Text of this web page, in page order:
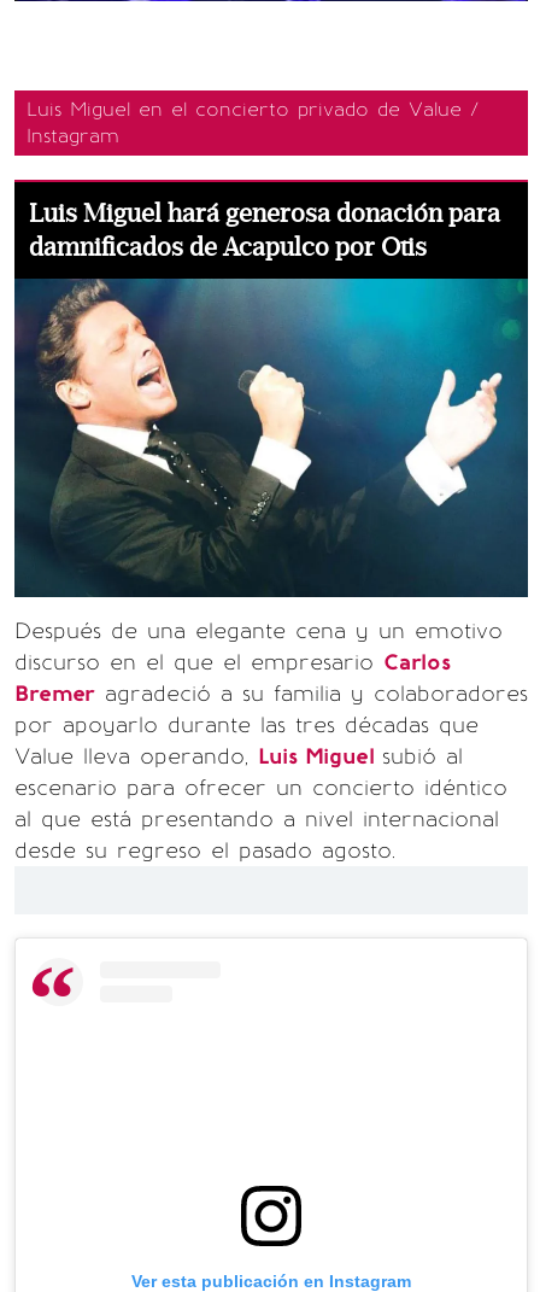
Luis Miguel en el concierto privado de Value /
Instagram
Luis Miguel hará generosa donación para
damnificados de Acapulco por Otis
Después de una elegante cena y un emotivo
discurso en el que el empresario Carlos
Bremer agradeció a su familia y colaboradores
por apoyarlo durante las tres décadas que
Value lleva operando, Luis Miguel subió al
escenario para ofrecer un concierto idéntico
al que está presentando a nivel internacional
desde su regreso el pasado agosto.
Ver esta publicación en Instagram